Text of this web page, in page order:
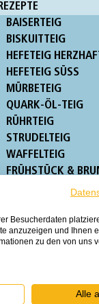
REZEPTE
BAISERTEIG
BISKUITTEIG
HEFETEIG
HEFETEIG SÜSS
MÜRBETEIG
QUARK-ÖL-TEIG
RÜHRTEIG
STRUDELTEIG
WAFFELTEIG
FRÜHSTÜCK &
SNACKS &
REZEPTE FÜR
KOCHEN
Besucherdaten
anzuzeigen und Ihnen
zu den von uns
Alle